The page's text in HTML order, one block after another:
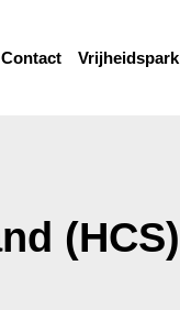
Contact Vrijheidspark
(HCS)